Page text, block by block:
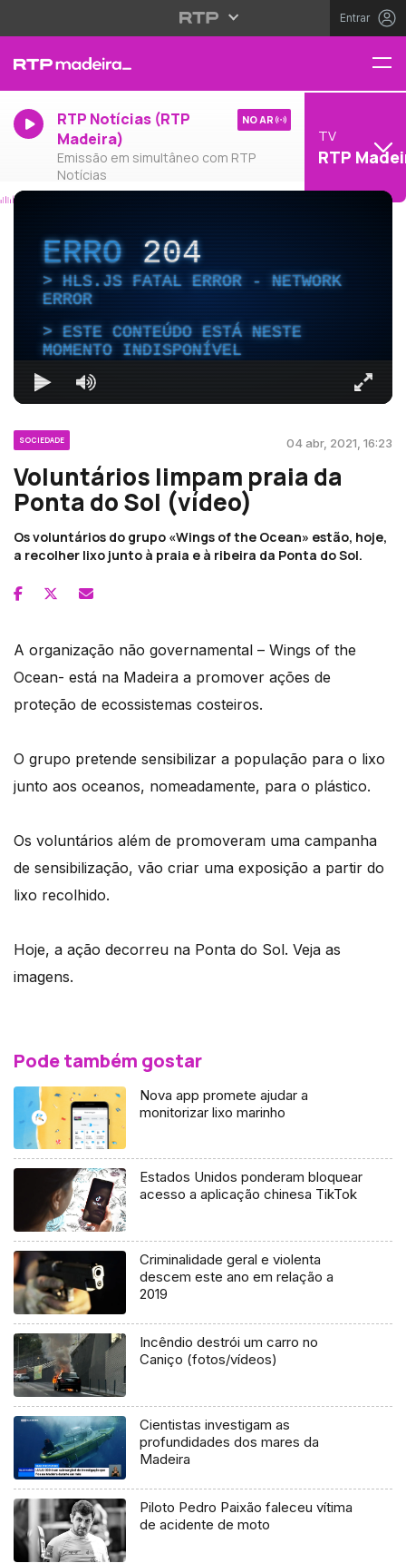
Entrar
RTP Notícias (RTP
Madeira)
Emissão em simultâneo com RTP
Notícias
NO AR
TV
RTP
ERRO204
HLS.JS FATAL ERROR - NETWORK
ERROR
ESTE CONTEÚDO ESTÁ NESTE
MOMENTO INDISPONÍVEL
SOCIEDADE 04 abr, 2021, 16:23
Voluntários limpam praia da
Ponta do Sol (vídeo)
Os voluntários do grupo «Wings of the Ocean» estão, hoje,
a recolher lixo junto à praia e à ribeira da Ponta do Sol.
A organização não governamental – Wings of the
Ocean- está na Madeira a promover ações de
proteção de ecossistemas costeiros.
O grupo pretende sensibilizar a população para o lixo
junto aos oceanos, nomeadamente, para o plástico.
Os voluntários além de promoveram uma campanha
de sensibilização, vão criar uma exposição a partir do
lixo recolhido.
Hoje, a ação decorreu na Ponta do Sol. Veja as
imagens.
Pode também gostar
Nova app promete ajudar a
monitorizar lixo marinho
Estados Unidos ponderam bloquear
acesso a aplicação chinesa TikTok
Criminalidade geral e violenta
descem este ano em relação a
2019
Incêndio destrói um carro no
Caniço (fotos/vídeos)
Cientistas investigam as
profundidades dos mares da
Madeira
Piloto Pedro Paixão faleceu vítima
de acidente de moto